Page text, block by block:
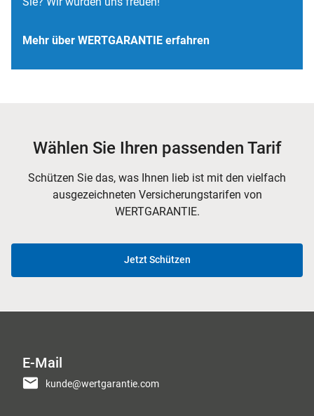
Mehr über WERTGARANTIE erfahren
Wählen Sie Ihren passenden Tarif
Schützen Sie das, was Ihnen lieb ist mit den vielfach
ausgezeichneten Versicherungstarifen von
WERTGARANTIE.
Jetzt Schützen
E-Mail
kunde@wertgarantie.com